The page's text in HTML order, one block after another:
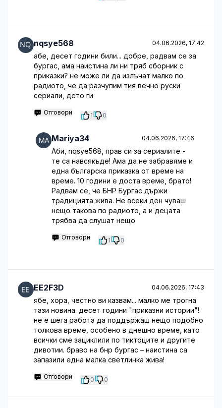
nqsye568 04.06.2026, 17:42
абе, десет години били... добре, радвам се за
бургас, ама наистина ли ни тряб сборник с
приказки? не може ли да излъчат малко по
радиото, че да разчупим тия вечно руски
сериали, дето ги
Отговори 1 0
Mariya34 04.06.2026, 17:46
Аби, nqsye568, прав си за сериалите -
те са навсякъде! Ама да не забравяме и
една българска приказка от време на
време. 10 години е доста време, брато!
Радвам се, че БНР Бургас държи
традицията жива. Не всеки ден чуваш
нещо такова по радиото, а и децата
трябва да слушат нещо
Отговори 1 0
EE2F3D 04.06.2026, 17:43
ябе, хора, честно ви казвам... малко ме трогна
тази новина. десет години "приказни истории"!
не е шега работа да поддържаш нещо подобно
толкова време, особено в днешно време, като
всички сме зациклили по тиктоците и другите
дивотии. браво на бнр бургас – наистина са
запазили една малка светлинка жива!
Отговори 0 0